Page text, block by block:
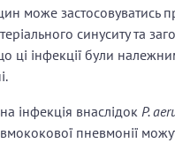
може застосовуватись
синуситу та
ці інфекції були
інфекція внаслідок P.
пневмонії